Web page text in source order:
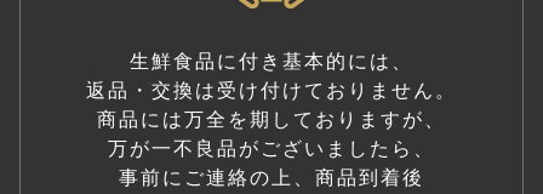
生鮮食品に付き基本的には、
返品・交換は受け付けておりません。
商品には万全を期しておりますが、
万が一不良品がございましたら、
事前にご連絡の上、商品到着後